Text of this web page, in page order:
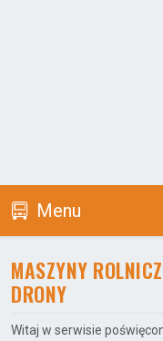
Menu
MASZYNY
DRONY
Witaj w serwisie